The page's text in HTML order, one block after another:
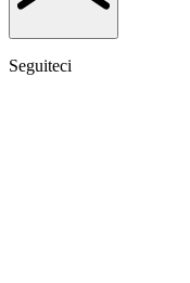
Seguiteci